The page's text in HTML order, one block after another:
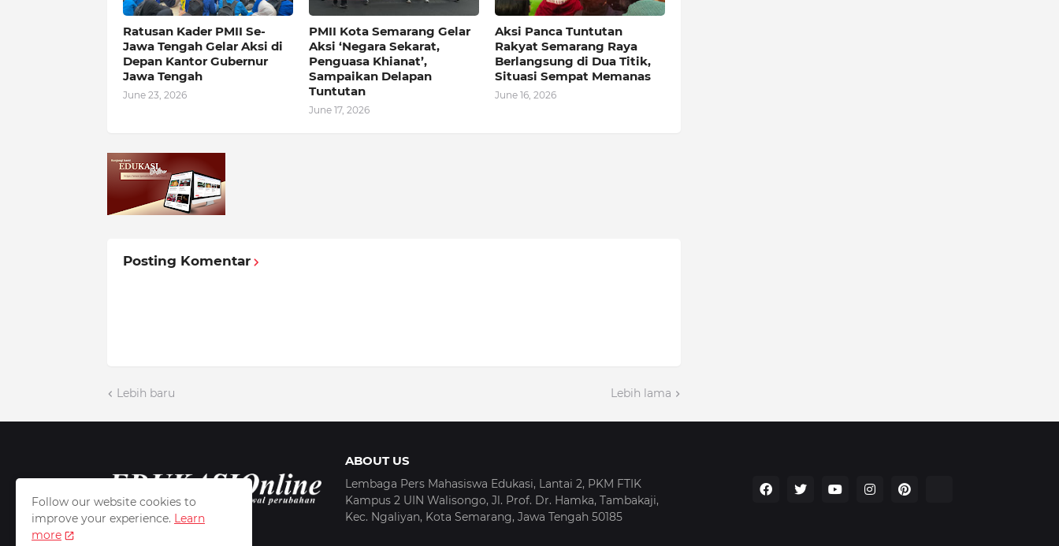
Ratusan Kader PMII Se-
Jawa Tengah Gelar Aksi di
Depan Kantor Gubernur
Jawa Tengah
June 23, 2026
PMII Kota Semarang Gelar
Aksi ‘Negara Sekarat,
Penguasa Khianat’,
Sampaikan Delapan
Tuntutan
June 17, 2026
Aksi Panca Tuntutan
Rakyat Semarang Raya
Berlangsung di Dua Titik,
Situasi Sempat Memanas
June 16, 2026
Posting Komentar
Lebih baru Lebih lama
ABOUT US
Lembaga Pers Mahasiswa Edukasi, Lantai 2, PKM FTIK
Kampus 2 UIN Walisongo, Jl. Prof. Dr. Hamka, Tambakaji,
Kec. Ngaliyan, Kota Semarang, Jawa Tengah 50185
Follow our website cookies to
improve your experience. Learn
more